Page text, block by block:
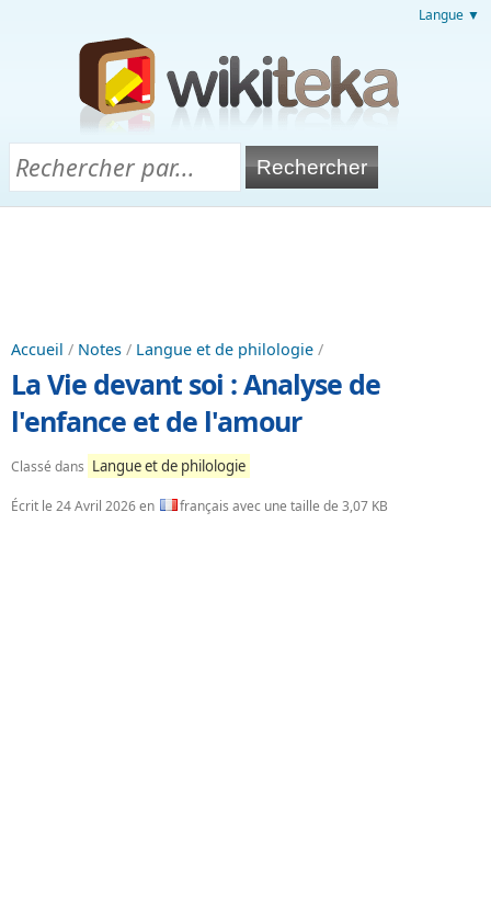
Langue ▼
Accueil / Notes / Langue et de philologie /
La Vie devant soi : Analyse de
l'enfance et de l'amour
Classé dans Langue et de philologie
Écrit le 24 Avril 2026en français avec une taille de 3,07 KB